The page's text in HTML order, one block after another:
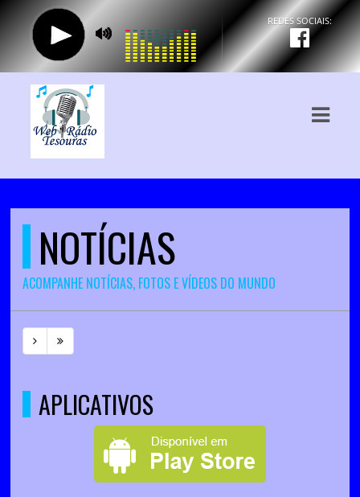
NOTÍCIAS
ACOMPANHE NOTÍCIAS, FOTOS E VÍDEOS DO MUNDO
APLICATIVOS